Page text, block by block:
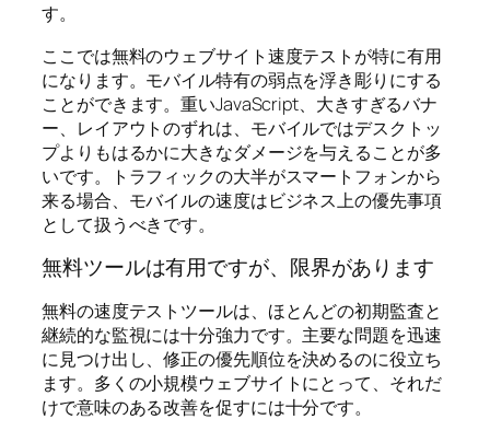
す。
ここでは無料のウェブサイト速度テストが特に有用
になります。モバイル特有の弱点を浮き彫りにする
ことができます。重いJavaScript、大きすぎるバナ
ー、レイアウトのずれは、モバイルではデスクトッ
プよりもはるかに大きなダメージを与えることが多
いです。トラフィックの大半がスマートフォンから
来る場合、モバイルの速度はビジネス上の優先事項
として扱うべきです。
無料ツールは有用ですが、限界があります
無料の速度テストツールは、ほとんどの初期監査と
継続的な監視には十分強力です。主要な問題を迅速
に見つけ出し、修正の優先順位を決めるのに役立ち
ます。多くの小規模ウェブサイトにとって、それだ
けで意味のある改善を促すには十分です。